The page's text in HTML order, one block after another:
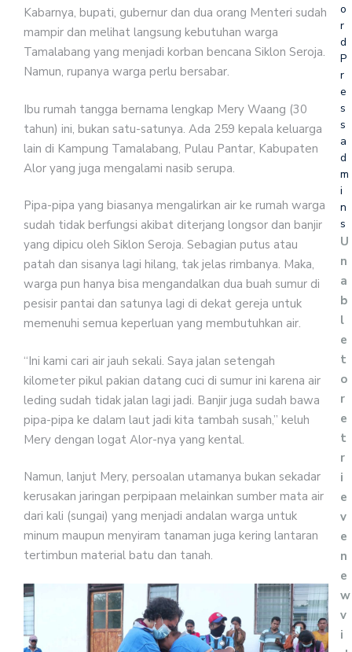
Kabarnya, bupati, gubernur dan dua orang Menteri sudah
mampir dan melihat langsung kebutuhan warga
Tamalabang yang menjadi korban bencana Siklon Seroja.
Namun, rupanya warga perlu bersabar.
Ibu rumah tangga bernama lengkap Mery Waang (30
tahun) ini, bukan satu-satunya. Ada 259 kepala keluarga
lain di Kampung Tamalabang, Pulau Pantar, Kabupaten
Alor yang juga mengalami nasib serupa.
Pipa-pipa yang biasanya mengalirkan air ke rumah warga
sudah tidak berfungsi akibat diterjang longsor dan banjir
yang dipicu oleh Siklon Seroja. Sebagian putus atau
patah dan sisanya lagi hilang, tak jelas rimbanya. Maka,
warga pun hanya bisa mengandalkan dua buah sumur di
pesisir pantai dan satunya lagi di dekat gereja untuk
memenuhi semua keperluan yang membutuhkan air.
“Ini kami cari air jauh sekali. Saya jalan setengah
kilometer pikul pakian datang cuci di sumur ini karena air
leding sudah tidak jalan lagi jadi. Banjir juga sudah bawa
pipa-pipa ke dalam laut jadi kita tambah susah,” keluh
Mery dengan logat Alor-nya yang kental.
Namun, lanjut Mery, persoalan utamanya bukan sekadar
kerusakan jaringan perpipaan melainkan sumber mata air
dari kali (sungai) yang menjadi andalan warga untuk
minum maupun menyiram tanaman juga kering lantaran
tertimbun material batu dan tanah.
o
r
d
P
r
e
s
s
a
d
m
i
n
s
U
n
a
b
l
e
t
o
r
e
t
r
i
e
v
e
n
e
w
v
i